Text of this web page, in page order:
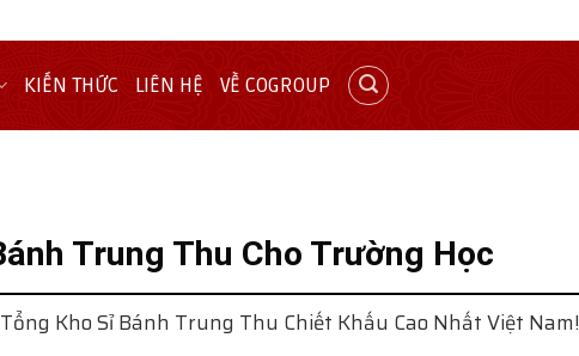
KIẾN THỨC LIÊN HỆ VỀ COGROUP
Trung Thu Cho Trường Học
Tổng Kho Sỉ Bánh Trung Thu Chiết Khấu Cao Nhất Việt Nam!